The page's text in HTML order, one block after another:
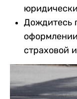
Дождитесь
страховой